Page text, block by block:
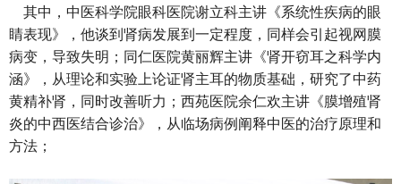
其中，中医科学院眼科医院谢立科主讲《系统性疾病的眼
睛表现》，他谈到肾病发展到一定程度，同样会引起视网膜
病变，导致失明；同仁医院黄丽辉主讲《肾开窃耳之科学内
涵》，从理论和实验上论证肾主耳的物质基础，研究了中药
黄精补肾，同时改善听力；西苑医院余仁欢主讲《膜增殖肾
炎的中西医结合诊治》，从临场病例阐释中医的治疗原理和
方法；